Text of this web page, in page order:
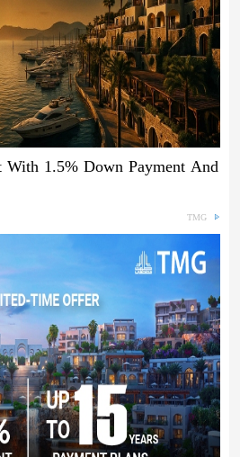
1.5% Down Payment And
TMG